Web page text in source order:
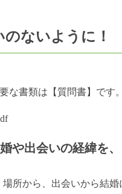
ないように！
な書類は【質問書】です。
や出会いの経緯を
所から、出会いから結